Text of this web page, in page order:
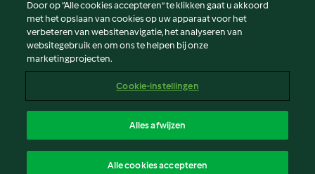
Gebruiksvoorwaarden
Privacybeleid
Disclaimer
Colofon
Verslag Inhoud
Toegankelijkheidsverklaring
Door op “Alle cookies accepteren” te klikken gaat u akkoord
met het opslaan van cookies op uw apparaat voor het
verbeteren van websitenavigatie, het analyseren van
websitegebruik en om ons te helpen bij onze
marketingprojecten.
Cookie-instellingen
Alles afwijzen
Alle cookies accepteren